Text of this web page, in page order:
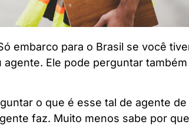
embarco para o Brasil se você
Ele pode perguntar
o que é esse tal de agente de
faz. Muito menos sabe por